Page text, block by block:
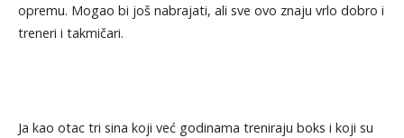
opremu. Mogao bi još nabrajati, ali sve ovo znaju vrlo dobro i
treneri i takmičari.
Ja kao otac tri sina koji već godinama treniraju boks i koji su